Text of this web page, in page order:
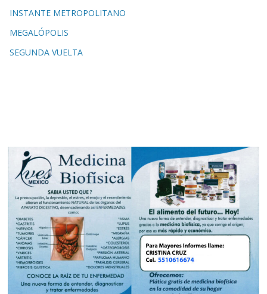
INSTANTE METROPOLITANO
MEGALÓPOLIS
SEGUNDA VUELTA